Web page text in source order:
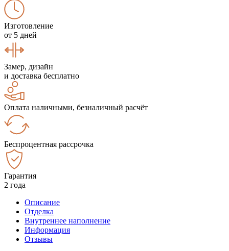
Изготовление
от 5 дней
Замер, дизайн
и доставка бесплатно
Оплата наличными, безналичный расчёт
Беспроцентная рассрочка
Гарантия
2 года
Описание
Отделка
Внутреннее наполнение
Информация
Отзывы